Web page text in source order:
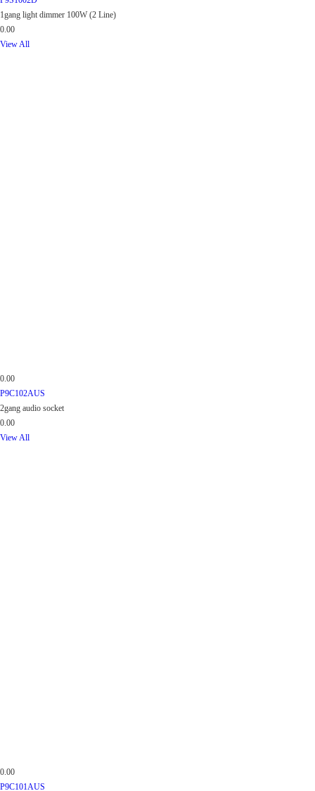
1gang light dimmer 100W (2 Line)
0.00
View All
0.00
P9C102AUS
2gang audio socket
0.00
View All
0.00
P9C101AUS